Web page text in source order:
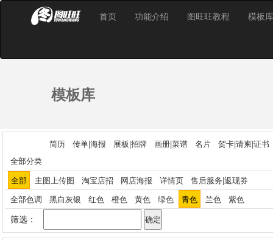
首页 功能介绍 图旺旺教程 模板库
模板库
全部分类
简历 传单|海报 展板|招牌 画册|菜谱 名片 贺卡|请柬|证书
全部 主图上传图 淘宝店招 网店海报 详情页
售后服务|返现券
全部色调
黑白灰银 红色 橙色 黄色 绿色 青色 兰色 紫色
筛选：